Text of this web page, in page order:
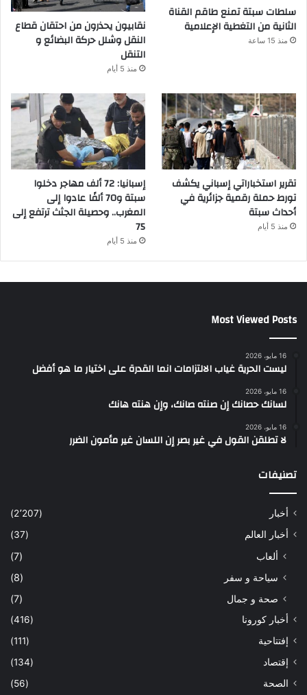
سلطات سبتة تمنع طاقم القناة
الثانية من التغطية الإعلامية
منذ 15 ساعة
نقابيون يحذرون من احتقان قطاع
النقل وشلل حركة البضائع و
التنقل
منذ 5 أيام
تقرير استخباراتي إسباني يكشف
تورط حملة رقمية جزائرية في
أحداث سبتة
منذ 5 أيام
إسبانيا: 72 ألف مهاجر دخلوا
سبتة و70 ألفًا عادوا إلى
المغرب.. وحصيلة الجثث ترتفع إلى
75
منذ 5 أيام
Most Viewed Posts
16 مايو، 2026
ليست الحرية غياب الالتزامات انما القدرة على اختيار ما هو أفضل
16 مايو، 2026
لسانك حصانك إن صنته صانك، وإن هنته هانك
16 مايو، 2026
لا تطلقن القول في غير بصر إن اللسان غير مأمون الضرر
تصنيفات
أخبار
(2٬207)
أخبار العالم
(37)
ألعاب
(7)
سياحة و سفر
(8)
صحة و جمال
(7)
أخبار كورونا
(416)
إفتتاحية
(111)
إقتصاد
(134)
الصحة
(56)